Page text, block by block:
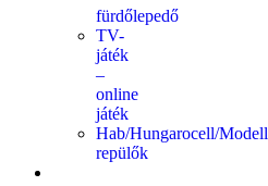
fürdőlepedő
TV-
játék
–
online
játék
Hab/Hungarocell/Modell
repülők